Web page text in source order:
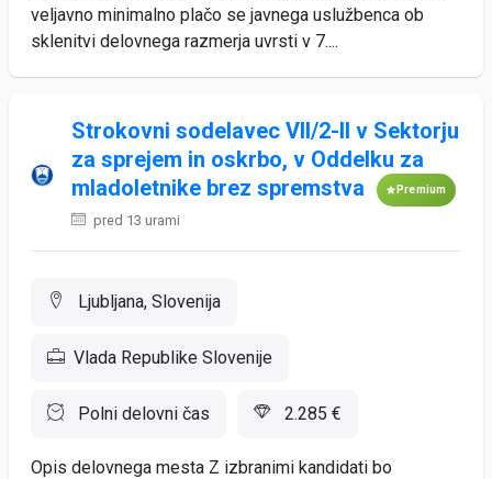
veljavno minimalno plačo se javnega uslužbenca ob
sklenitvi delovnega razmerja uvrsti v 7....
Strokovni sodelavec VII/2-II v Sektorju
za sprejem in oskrbo, v Oddelku za
mladoletnike brez spremstva
Premium
pred 13 urami
Ljubljana, Slovenija
Vlada Republike Slovenije
Polni delovni čas 2.285 €
Opis delovnega mesta Z izbranimi kandidati bo